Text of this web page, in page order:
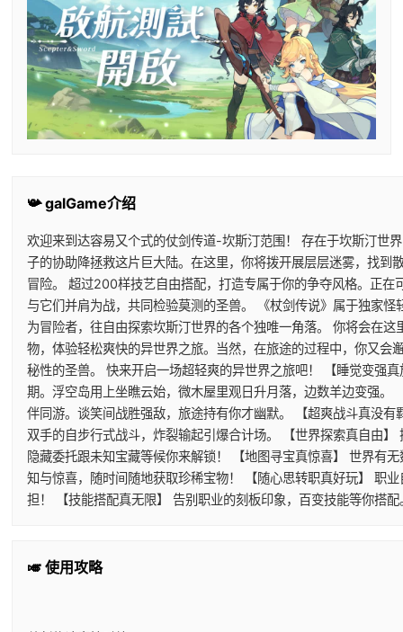
📯 galGame介绍
欢迎来到达容易又个式的仗剑传道-坎斯汀范围！ 存在于坎斯汀世
子的协助降拯救这片巨大陆。在这里，你将拨开展层层迷雾，找到
冒险。 超过200样技艺自由搭配，打造专属于你的争夺风格。正在
与它们并肩为战，共同检验莫测的圣兽。 《杖剑传说》属于独家
为冒险者，往自由探索坎斯汀世界的各个独唯一角落。 你将会在
物，体验轻松爽快的异世界之旅。当然，在旅途的过程中，你又会
秘性的圣兽。 快来开启一场超轻爽的异世界之旅吧！ 【睡觉变强
期。浮空岛用上坐瞧云始，微木屋里观日升月落，边数羊边变强。
伴同游。谈笑间战胜强敌，旅途持有你才幽默。 【超爽战斗真没
双手的自步行式战斗，炸裂输起引爆合计场。 【世界探索真自由
隐藏委托跟未知宝藏等候你来解锁！ 【地图寻宝真惊喜】 世界有
知与惊喜，随时间随地获取珍稀宝物！ 【随心思转职真好玩】 职
担！ 【技能搭配真无限】 告别职业的刻板印象，百变技能等你搭
🎺 使用攻略